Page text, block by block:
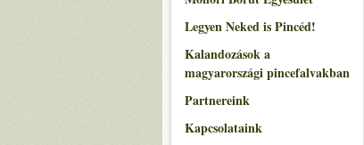
Legyen Neked is Pincéd!
Kalandozások a
magyarországi pincefalvakban
Partnereink
Kapcsolataink